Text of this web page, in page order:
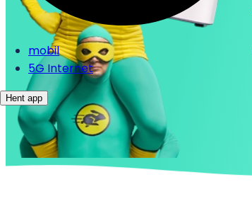
mobil
5G Internet
Hent app